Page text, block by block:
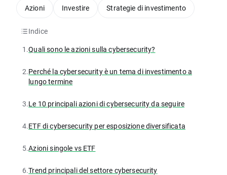
Indice
1.Quali sono le azioni sulla cybersecurity?
2.Perché la cybersecurity è un tema di investimento a
lungo termine
3.Le 10 principali azioni di cybersecurity da seguire
4.ETF di cybersecurity per esposizione diversificata
5.Azioni singole vs ETF
6.Trend principali del settore cybersecurity
Azioni Investire Strategie di investimento